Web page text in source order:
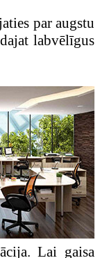
par augstu
labvēlīgus
Lai gaisa